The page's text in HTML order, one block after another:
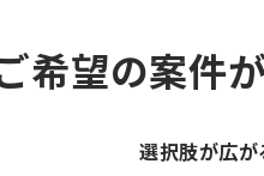
希望の案件
選択肢が広が